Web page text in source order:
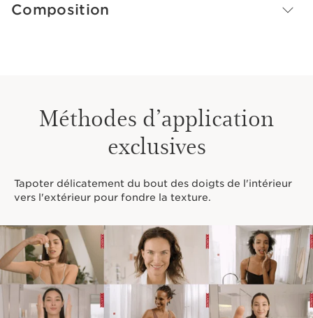
Composition
Méthodes d’application
exclusives
Tapoter délicatement du bout des doigts de l'intérieur
vers l'extérieur pour fondre la texture.